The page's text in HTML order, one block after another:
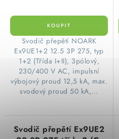
​Svodič přepětí NOARK
Ex9UE1+2 12.5 3P 275, typ
1+2 (Třída I+II), 3pólový,
230/400 V AC, impulsní
výbojový proud 12,5 kA, max.
svodový proud 50 kA,...
Svodič přepětí Ex9UE2